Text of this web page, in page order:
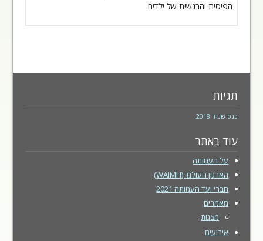
הפיסית והרגשית של ילדים.
תגיות
כנס שנתי 2018
עוד באתר
על העמותה
הארגון העולמי (WAIMH)
חברי ועד העמותה 2021
מאמרים
מצגות
אירועים